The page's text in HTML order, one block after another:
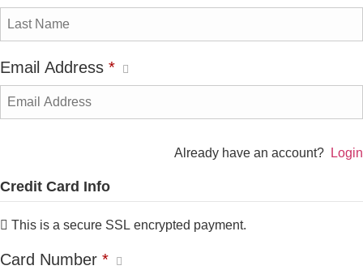
Email Address *
Already have an account? Login
Credit Card Info
This is a secure SSL encrypted payment.
Card Number *